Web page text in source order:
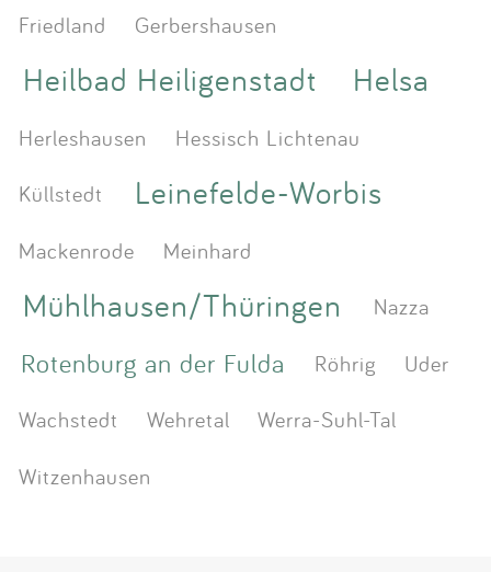
Friedland Gerbershausen
Heilbad Heiligenstadt Helsa
Herleshausen
Hessisch Lichtenau
Küllstedt
Leinefelde-Worbis
Mackenrode Meinhard
Mühlhausen/Thüringen Nazza
Rotenburg an der Fulda Röhrig
Uder
Wachstedt
Wehretal
Werra-Suhl-Tal
Witzenhausen